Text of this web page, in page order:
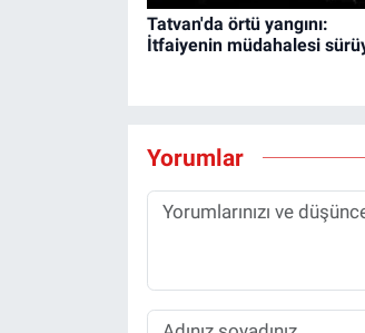
Tatvan'da örtü yangını:
İtfaiyenin müdahalesi
Yorumlar